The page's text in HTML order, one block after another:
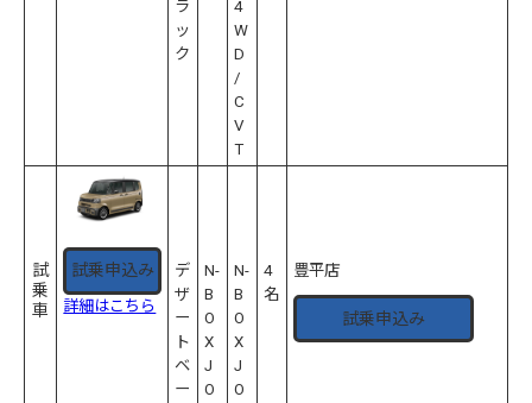
ラ
ッ
ク
4
W
D
/
C
V
T
試
乗
車
試乗申込み
詳細はこちら
デ
ザ
ー
ト
ベ
ー
N-
B
O
X
J
O
N-
B
O
X
J
O
4
名
豊平店
試乗申込み